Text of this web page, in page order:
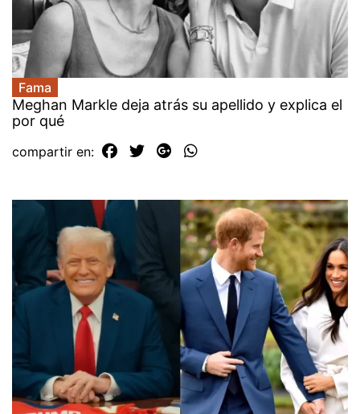
Fama
Meghan Markle deja atrás su apellido y explica el
por qué
compartir en: